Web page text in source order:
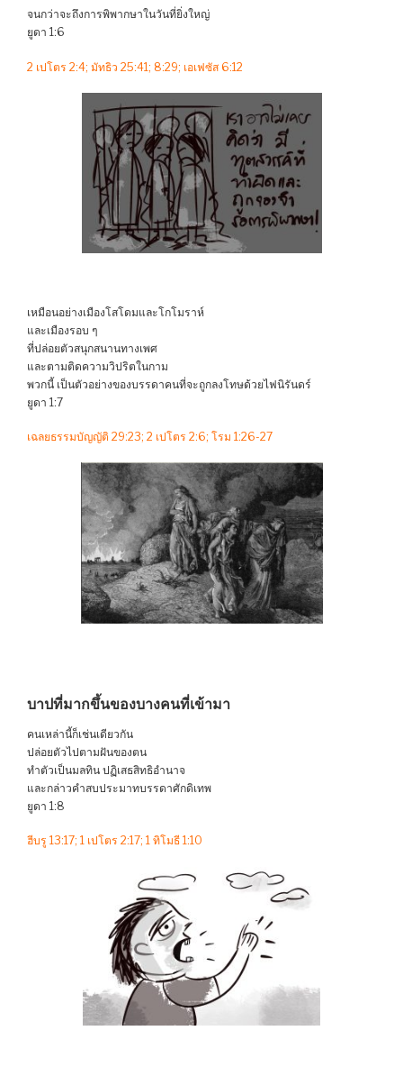
จนกว่าจะถึงการพิพากษาในวันที่ยิ่งใหญ่
ยูดา 1:6
2 เปโตร 2:4; มัทธิว 25:41; 8:29; เอเฟซัส 6:12
เหมือนอย่างเมืองโสโดมและโกโมราห์
และเมืองรอบ ๆ
ที่ปล่อยตัวสนุกสนานทางเพศ
และตามติดความวิปริตในกาม
พวกนี้ เป็นตัวอย่างของบรรดาคนที่จะถูกลงโทษด้วยไฟนิรันดร์
ยูดา 1:7
เฉลยธรรมบัญญัติ 29:23; 2 เปโตร 2:6; โรม 1:26-27
บาปที่มากขึ้นของบางคนที่เข้ามา
คนเหล่านี้ก็เช่นเดียวกัน
ปล่อยตัวไปตามฝันของตน
ทำตัวเป็นมลทิน ปฏิเสธสิทธิอำนาจ
และกล่าวคำสบประมาทบรรดาศักดิเทพ
ยูดา 1:8
ฮีบรู 13:17; 1 เปโตร 2:17; 1 ทิโมธี 1:10